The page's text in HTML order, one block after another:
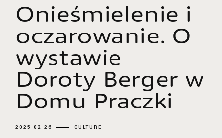
Onieśmielenie i
oczarowanie. O
wystawie
Doroty Berger w
Domu Praczki
2025-02-26 CULTURE